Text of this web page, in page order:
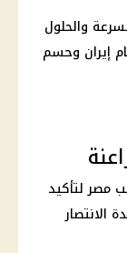
والحلول
إيران وحسم
مصرلتأكيد
الانتصار